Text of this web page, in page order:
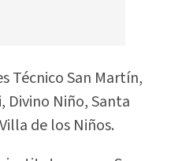
Técnico San Martín,
Divino Niño, Santa
de los Niños.